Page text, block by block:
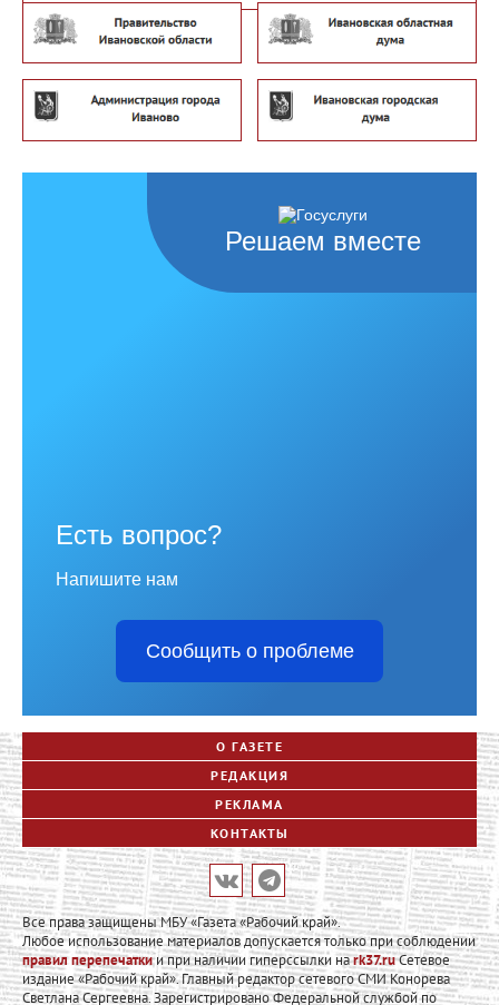
Решаем вместе
Есть вопрос?
Напишите нам
Сообщить о проблеме
О ГАЗЕТЕ
РЕДАКЦИЯ
РЕКЛАМА
КОНТАКТЫ
Все права защищены МБУ «Газета «Рабочий край».
Любое использование материалов допускается только при соблюдении
правил перепечаткии при наличии гиперссылки наrk37.ruСетевое
издание «Рабочий край». Главный редактор сетевого СМИ Конорева
Светлана Сергеевна. Зарегистрировано Федеральной службой по